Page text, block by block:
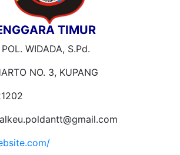
TIMUR
WIDADA, S.Pd.
NO. 3, KUPANG